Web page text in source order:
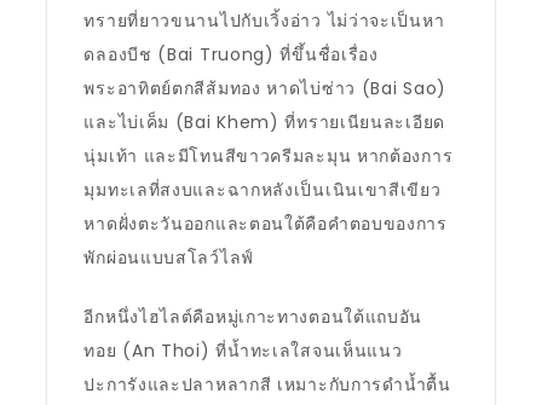
ทรายที่ยาวขนานไปกับเวิ้งอ่าว ไม่ว่าจะเป็นหา
ดลองบีช (Bai Truong) ที่ขึ้นชื่อเรื่อง
พระอาทิตย์ตกสีส้มทอง หาดไบ่ซ่าว (Bai Sao)
และไบ่เค็ม (Bai Khem) ที่ทรายเนียนละเอียด
นุ่มเท้า และมีโทนสีขาวครีมละมุน หากต้องการ
มุมทะเลที่สงบและฉากหลังเป็นเนินเขาสีเขียว
หาดฝั่งตะวันออกและตอนใต้คือคำตอบของการ
พักผ่อนแบบสโลว์ไลฟ์
อีกหนึ่งไฮไลต์คือหมู่เกาะทางตอนใต้แถบอัน
ทอย (An Thoi) ที่น้ำทะเลใสจนเห็นแนว
ปะการังและปลาหลากสี เหมาะกับการดำน้ำตื้น